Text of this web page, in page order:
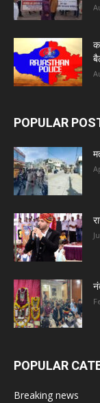
POPULAR
POPULAR
Breaking news